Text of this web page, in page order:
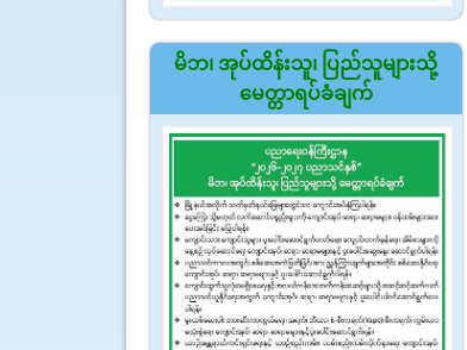
မိဘ၊ အုပ်ထိန်းသူ၊ ပြည်သူများသို့
မေတ္တာရပ်ခံချက်